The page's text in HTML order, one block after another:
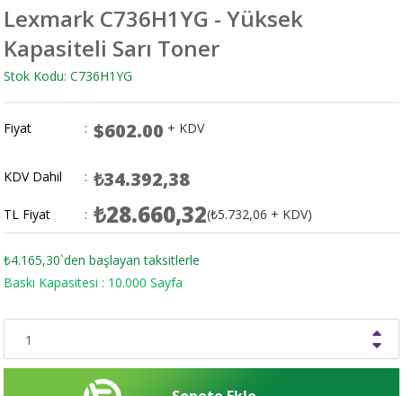
Lexmark C736H1YG - Yüksek
Kapasiteli Sarı Toner
Stok Kodu: C736H1YG
Fiyat : $602.00 + KDV
KDV Dahil : ₺34.392,38
TL Fiyat : ₺28.660,32(₺5.732,06 + KDV)
₺4.165,30`den başlayan taksitlerle
Baskı Kapasitesi : 10.000 Sayfa